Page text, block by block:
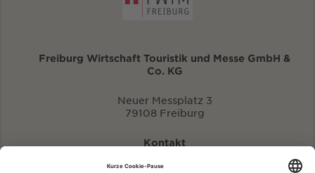
Freiburg Wirtschaft Touristik und Messe GmbH &
Co. KG
Neuer Messplatz 3
79108 Freiburg
Kontakt
eventportal@fwtm.de